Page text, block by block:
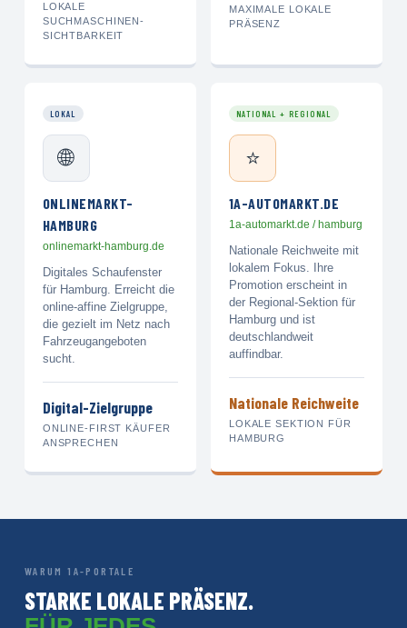
LOKALE
SUCHMASCHINEN-
SICHTBARKEIT
MAXIMALE LOKALE
PRÄSENZ
LOKAL
🌐
ONLINEMARKT-
HAMBURG
onlinemarkt-hamburg.de
Digitales Schaufenster
für Hamburg. Erreicht die
online-affine Zielgruppe,
die gezielt im Netz nach
Fahrzeugangeboten
sucht.
Digital-Zielgruppe
ONLINE-FIRST KÄUFER
ANSPRECHEN
NATIONAL + REGIONAL
⭐
1A-AUTOMARKT.DE
1a-automarkt.de / hamburg
Nationale Reichweite mit
lokalem Fokus. Ihre
Promotion erscheint in
der Regional-Sektion für
Hamburg und ist
deutschlandweit
auffindbar.
Nationale Reichweite
LOKALE SEKTION FÜR
HAMBURG
WARUM 1A-PORTALE
STARKE LOKALE PRÄSENZ.